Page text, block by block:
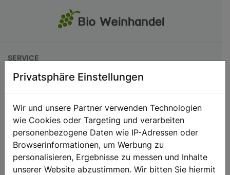
Privatsphäre Einstellungen
Wir und unsere Partner verwenden Technologien
wie Cookies oder Targeting und verarbeiten
personenbezogene Daten wie IP-Adressen oder
Browserinformationen, um Werbung zu
personalisieren, Ergebnisse zu messen und Inhalte
unserer Website abzustimmen. Wir bitten Sie hiermit
SERVICE
Kontakt
Hilfe
Warenkorb
Konto
Vertrag widerrufen